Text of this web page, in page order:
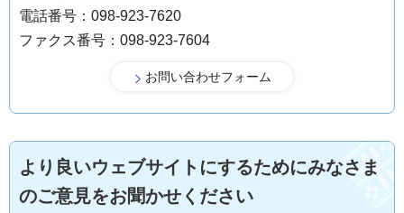
電話番号：098-923-7620
ファクス番号：098-923-7604
より良いウェブサイトにするためにみなさま
のご意見をお聞かせください